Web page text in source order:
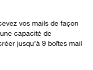
vos mails de façon
capacité de
jusqu’à 9 boîtes mail